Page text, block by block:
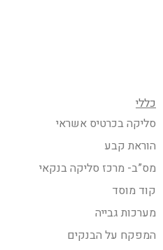
כללי
סליקה בכרטיס אשראי
הוראת קבע
מס”ב- מרכז סליקה בנקאי
קוד מוסד
מערכות גבייה
המפקח על הבנקים